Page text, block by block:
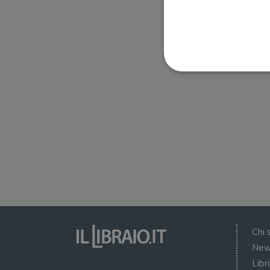
Chi
I cookie strettamente
wordpress_sec_[hash]
CookieScriptConsent